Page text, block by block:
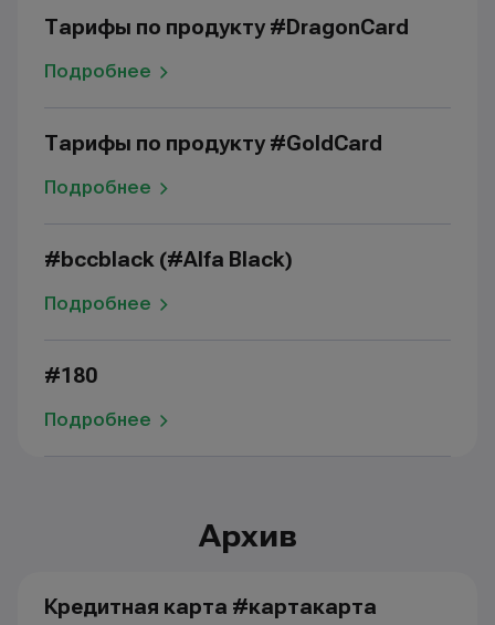
Тарифы по продукту #DragonCard
Подробнее
Тарифы по продукту #GoldCard
Подробнее
#bccblack (#Alfa Black)
Подробнее
#180
Подробнее
Архив
Кредитная карта #картакарта